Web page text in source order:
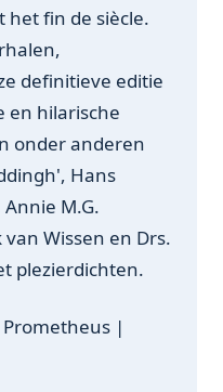
het fin de siècle.
definitieve editie
en hilarische
onder anderen
Hans
M.G.
Wissen en Drs.
plezierdichten.
|